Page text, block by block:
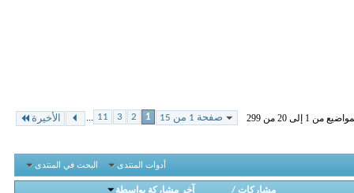
صفحة 1 من 15 1
2
3
11
... الأخيرة 1 إلى 20 من 299
أدوات المنتدى البحث في المنتدى
مشاركات /
آخر مشاركة بواسطة